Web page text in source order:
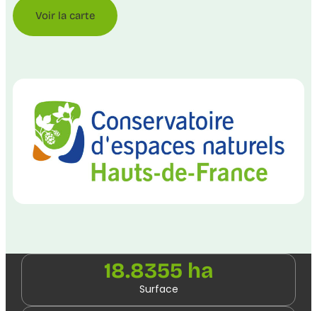
Voir la carte
18.8355 ha
Surface